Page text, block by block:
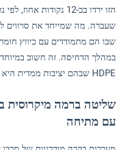
הזו ירדו בכ-12 נקודות
שעברה. מה שמייחד את סרווים
שבו הם מתמודדים עם כיווץ
HDPE שבהם יציבות ממדית היא הכרח מוחלט לבקרת איכות.
שליטה ברמה מיקרוסית
עם מתיחה